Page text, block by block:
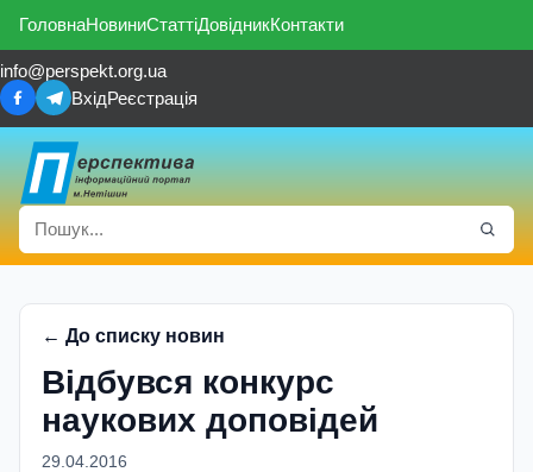
ГоловнаНовиниСтаттіДовідникКонтакти
info@perspekt.org.ua
ВхідРеєстрація
← До списку новин
Відбувся конкурс
наукових доповідей
29.04.2016